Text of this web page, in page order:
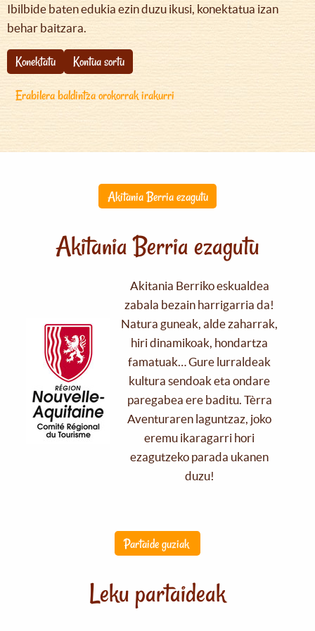
Ibilbide baten edukia ezin duzu ikusi, konektatua izan
behar baitzara.
Konektatu
Kontua sortu
Erabilera baldintza orokorrak irakurri
Akitania Berria ezagutu
Akitania Berria ezagutu
Akitania Berriko eskualdea
zabala bezain harrigarria da!
Natura guneak, alde zaharrak,
hiri dinamikoak, hondartza
famatuak… Gure lurraldeak
kultura sendoak eta ondare
paregabea ere baditu. Tèrra
Aventuraren laguntzaz, joko
eremu ikaragarri hori
ezagutzeko parada ukanen
duzu!
Partaide guziak
Leku partaideak